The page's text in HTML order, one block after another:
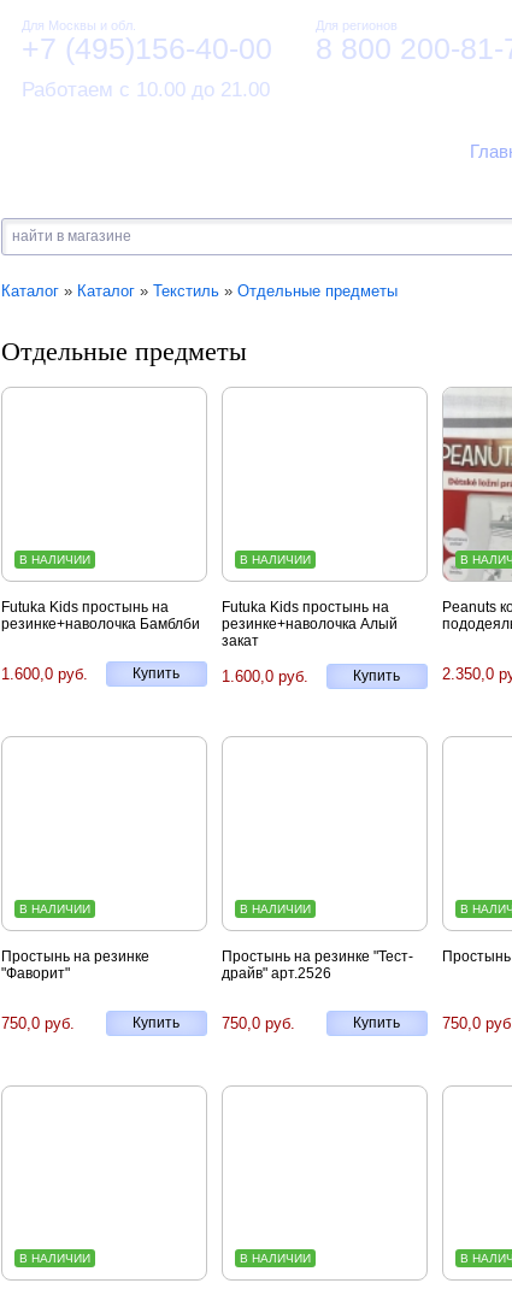
Для Москвы и обл.
+7 (495)156-40-00
Для регионов
8 800 200-81-
Работаем с 10.00 до 21.00
Каталог» Каталог» Текстиль» Отдельные предметы
Отдельные предметы
В НАЛИЧИИ
Futuka Kids простынь на
резинке+наволочка Бамблби
Купить
1.600,0 руб.
В НАЛИЧИИ
Futuka Kids простынь на
резинке+наволочка Алый
закат
Купить
1.600,0 руб.
В
Peanuts
2.350,0
В НАЛИЧИИ
Простынь на резинке
"Фаворит"
Купить
750,0 руб.
В НАЛИЧИИ
Простынь на резинке "Тест-
драйв" арт.2526
Купить
750,0 руб.
В
750,0
В НАЛИЧИИ В НАЛИЧИИ В